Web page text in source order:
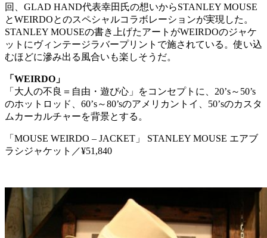
回、GLAD HAND代表幸田氏の想いからSTANLEY MOUSE
とWEIRDOとのスペシャルコラボレーションが実現した。
STANLEY MOUSEの書き上げたアートがWEIRDOのジャケ
ットにヴィンテージラバープリントで施されている。使い込
むほどに滲み出る風合いも楽しそうだ。
「WEIRDO」
「大人の不良＝自由・遊び心」をコンセプトに、20’s～50’s
のホットロッド、60’s～80’sのアメリカントイ、50’sのカスタ
ムカーカルチャーを背景とする。
「MOUSE WEIRDO – JACKET」 STANLEY MOUSE エアブ
ラシジャケット／¥51,840